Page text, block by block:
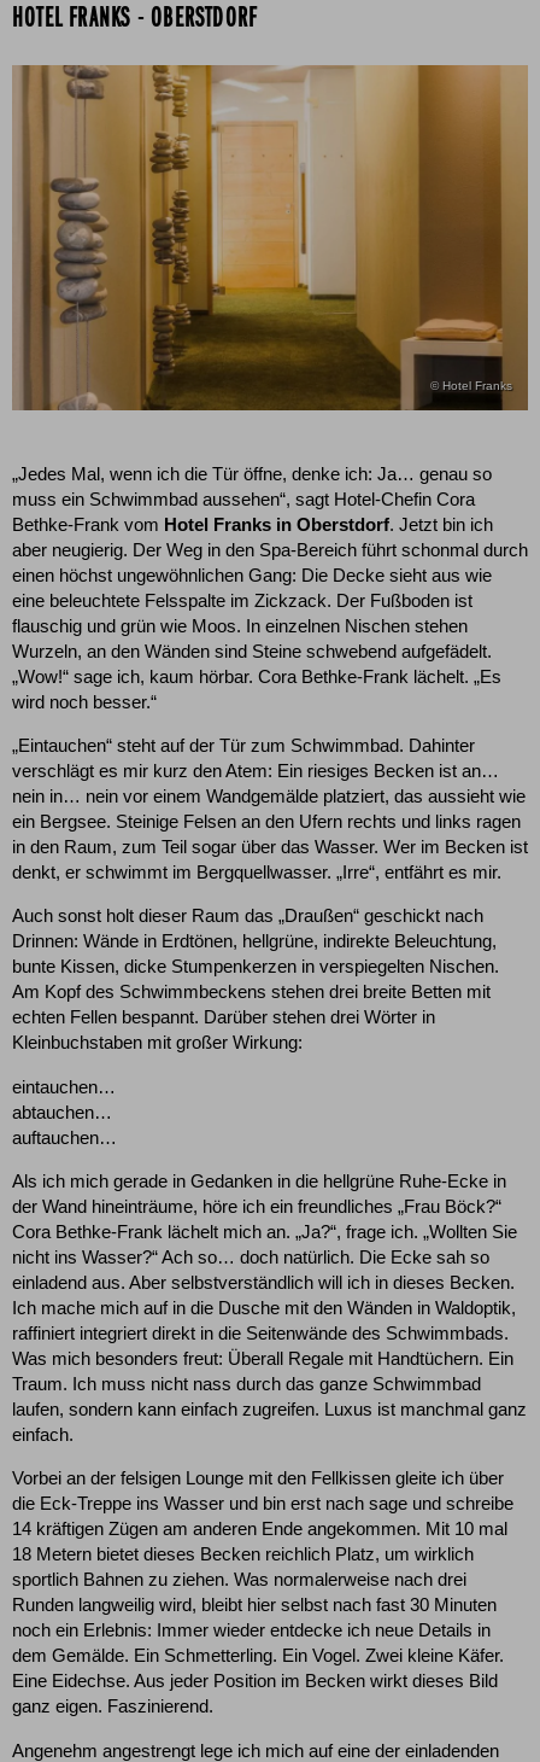
HOTEL FRANKS - OBERSTDORF
© Hotel Franks
„Jedes Mal, wenn ich die Tür öffne, denke ich: Ja… genau so
muss ein Schwimmbad aussehen“, sagt Hotel-Chefin Cora
Bethke-Frank vom Hotel Franks in Oberstdorf. Jetzt bin ich
aber neugierig. Der Weg in den Spa-Bereich führt schonmal durch
einen höchst ungewöhnlichen Gang: Die Decke sieht aus wie
eine beleuchtete Felsspalte im Zickzack. Der Fußboden ist
flauschig und grün wie Moos. In einzelnen Nischen stehen
Wurzeln, an den Wänden sind Steine schwebend aufgefädelt.
„Wow!“ sage ich, kaum hörbar. Cora Bethke-Frank lächelt. „Es
wird noch besser.“
„Eintauchen“ steht auf der Tür zum Schwimmbad. Dahinter
verschlägt es mir kurz den Atem: Ein riesiges Becken ist an…
nein in… nein vor einem Wandgemälde platziert, das aussieht wie
ein Bergsee. Steinige Felsen an den Ufern rechts und links ragen
in den Raum, zum Teil sogar über das Wasser. Wer im Becken ist
denkt, er schwimmt im Bergquellwasser. „Irre“, entfährt es mir.
Auch sonst holt dieser Raum das „Draußen“ geschickt nach
Drinnen: Wände in Erdtönen, hellgrüne, indirekte Beleuchtung,
bunte Kissen, dicke Stumpenkerzen in verspiegelten Nischen.
Am Kopf des Schwimmbeckens stehen drei breite Betten mit
echten Fellen bespannt. Darüber stehen drei Wörter in
Kleinbuchstaben mit großer Wirkung:
eintauchen…
abtauchen…
auftauchen…
Als ich mich gerade in Gedanken in die hellgrüne Ruhe-Ecke in
der Wand hineinträume, höre ich ein freundliches „Frau Böck?“
Cora Bethke-Frank lächelt mich an. „Ja?“, frage ich. „Wollten Sie
nicht ins Wasser?“ Ach so… doch natürlich. Die Ecke sah so
einladend aus. Aber selbstverständlich will ich in dieses Becken.
Ich mache mich auf in die Dusche mit den Wänden in Waldoptik,
raffiniert integriert direkt in die Seitenwände des Schwimmbads.
Was mich besonders freut: Überall Regale mit Handtüchern. Ein
Traum. Ich muss nicht nass durch das ganze Schwimmbad
laufen, sondern kann einfach zugreifen. Luxus ist manchmal ganz
einfach.
Vorbei an der felsigen Lounge mit den Fellkissen gleite ich über
die Eck-Treppe ins Wasser und bin erst nach sage und schreibe
14 kräftigen Zügen am anderen Ende angekommen. Mit 10 mal
18 Metern bietet dieses Becken reichlich Platz, um wirklich
sportlich Bahnen zu ziehen. Was normalerweise nach drei
Runden langweilig wird, bleibt hier selbst nach fast 30 Minuten
noch ein Erlebnis: Immer wieder entdecke ich neue Details in
dem Gemälde. Ein Schmetterling. Ein Vogel. Zwei kleine Käfer.
Eine Eidechse. Aus jeder Position im Becken wirkt dieses Bild
ganz eigen. Faszinierend.
Angenehm angestrengt lege ich mich auf eine der einladenden